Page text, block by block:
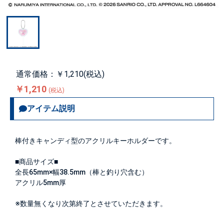
通常価格：￥1,210(税込)
￥1,210 (税込)
アイテム説明
棒付きキャンディ型のアクリルキーホルダーです。
■商品サイズ■
全長65mm×幅38.5mm（棒と釣り穴含む）
アクリル5mm厚
※数量無くなり次第終了とさせていただきます。